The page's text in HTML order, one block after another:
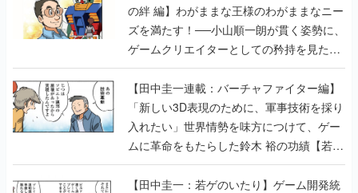
の絆 編】わがままな王様のわがままなニー
ズを満たす！──小山順一朗が貫く姿勢に、
ゲームクリエイターとしての矜持を見た
【若ゲのいたり最終回】
【田中圭一連載：バーチャファイター編】
「新しい3D表現のために、軍事技術を採り
入れたい」世界情勢を味方につけて、ゲー
ムに革命をもたらした鈴木 裕の功績【若ゲ
のいたり】
【田中圭一：若ゲのいたり】ゲーム開発統